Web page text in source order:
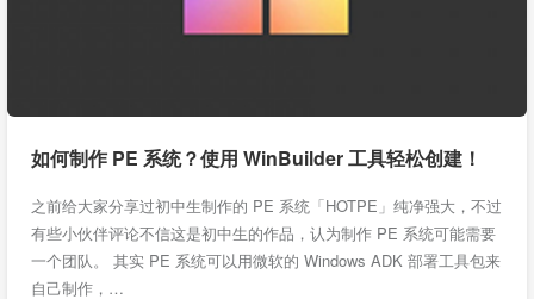
如何制作 PE 系统？使用 WinBuilder 工具轻松创建！
之前给大家分享过初中生制作的 PE 系统「HOTPE」纯净强大，不过
有些小伙伴评论不信这是初中生的作品，认为制作 PE 系统可能需要
一个团队。 其实 PE 系统可以用微软的 Windows ADK 部署工具包来
自己制作，…